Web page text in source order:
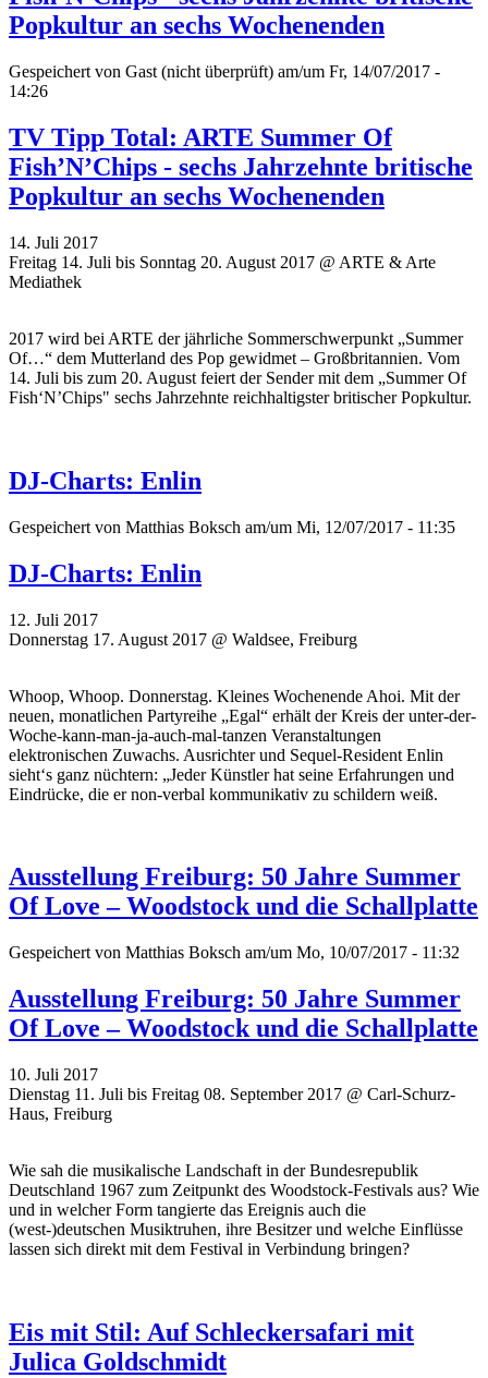
Popkultur an sechs Wochenenden
Gespeichert von Gast (nicht überprüft) am/um Fr, 14/07/2017 -
14:26
TV Tipp Total: ARTE Summer Of
Fish’N’Chips - sechs Jahrzehnte britische
Popkultur an sechs Wochenenden
14. Juli 2017
Freitag 14. Juli bis Sonntag 20. August 2017 @ ARTE & Arte
Mediathek
2017 wird bei ARTE der jährliche Sommerschwerpunkt „Summer
Of…“ dem Mutterland des Pop gewidmet – Großbritannien. Vom
14. Juli bis zum 20. August feiert der Sender mit dem „Summer Of
Fish‘N’Chips" sechs Jahrzehnte reichhaltigster britischer Popkultur.
DJ-Charts: Enlin
Gespeichert von Matthias Boksch am/um Mi, 12/07/2017 - 11:35
DJ-Charts: Enlin
12. Juli 2017
Donnerstag 17. August 2017 @ Waldsee, Freiburg
Whoop, Whoop. Donnerstag. Kleines Wochenende Ahoi. Mit der
neuen, monatlichen Partyreihe „Egal“ erhält der Kreis der unter-der-
Woche-kann-man-ja-auch-mal-tanzen Veranstaltungen
elektronischen Zuwachs. Ausrichter und Sequel-Resident Enlin
sieht‘s ganz nüchtern: „Jeder Künstler hat seine Erfahrungen und
Eindrücke, die er non-verbal kommunikativ zu schildern weiß.
Ausstellung Freiburg: 50 Jahre Summer
Of Love – Woodstock und die Schallplatte
Gespeichert von Matthias Boksch am/um Mo, 10/07/2017 - 11:32
Ausstellung Freiburg: 50 Jahre Summer
Of Love – Woodstock und die Schallplatte
10. Juli 2017
Dienstag 11. Juli bis Freitag 08. September 2017 @ Carl-Schurz-
Haus, Freiburg
Wie sah die musikalische Landschaft in der Bundesrepublik
Deutschland 1967 zum Zeitpunkt des Woodstock-Festivals aus? Wie
und in welcher Form tangierte das Ereignis auch die
(west-)deutschen Musiktruhen, ihre Besitzer und welche Einflüsse
lassen sich direkt mit dem Festival in Verbindung bringen?
Eis mit Stil: Auf Schleckersafari mit
Julica Goldschmidt